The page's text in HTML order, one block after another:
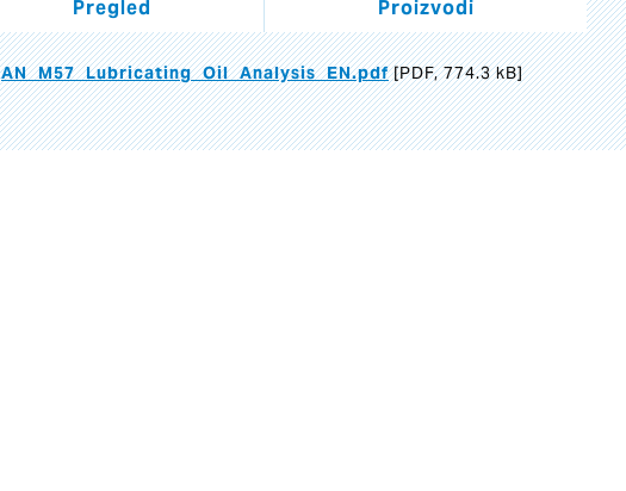
Pregled Proizvodi
AN_M57_Lubricating_Oil_Analysis_EN.pdf[PDF, 774.3 kB]